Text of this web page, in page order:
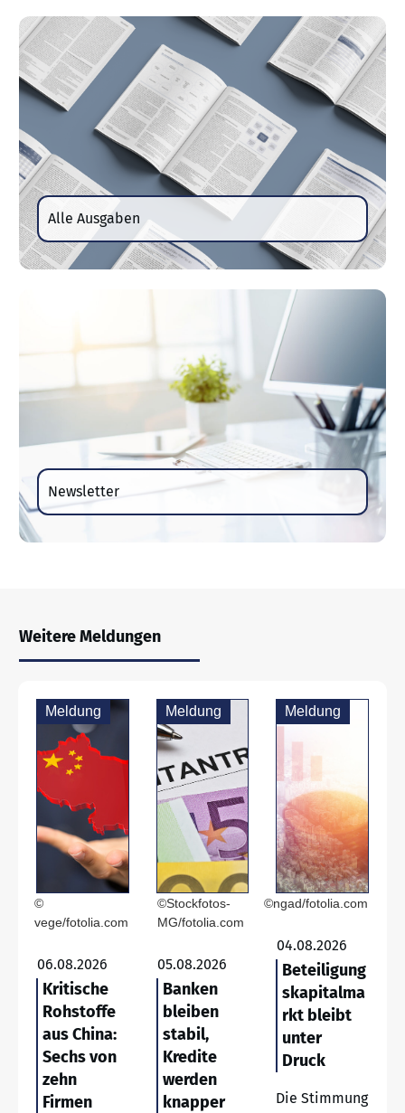
Alle Ausgaben
Newsletter
Weitere Meldungen
Meldung
©
vege/fotolia.com
06.08.2026
Kritische
Rohstoffe
aus China:
Sechs von
zehn
Firmen
Meldung
©Stockfotos-
MG/fotolia.com
05.08.2026
Banken
bleiben
stabil,
Kredite
werden
knapper
Meldung
©ngad/fotolia.com
04.08.2026
Beteiligung
skapitalma
rkt bleibt
unter
Druck
Die Stimmung